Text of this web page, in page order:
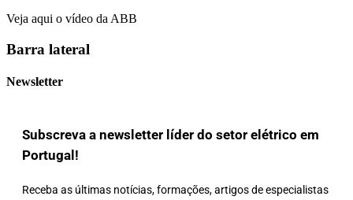
Veja aqui o vídeo da ABB
Barra lateral
Newsletter
Subscreva a newsletter líder do setor elétrico em
Portugal!
Receba as últimas notícias, formações, artigos de especialistas